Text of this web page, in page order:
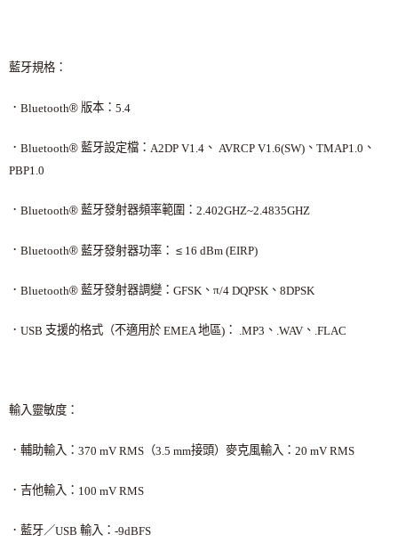
藍牙規格：
． Bluetooth® 版本： 5.4
． Bluetooth® 藍牙設定檔： A2DP V1.4 、 AVRCP V1.6(SW) 、 TMAP1.0 、
PBP1.0
． Bluetooth® 藍牙發射器頻率範圍： 2.402GHZ~2.4835GHZ
． Bluetooth® 藍牙發射器功率： ≤ 16 dBm (EIRP)
． Bluetooth® 藍牙發射器調變： GFSK 、π/4 DQPSK 、 8DPSK
． USB 支援的格式（不適用於 EMEA地區) ： .MP3 、 .WAV 、 .FLAC
輸入靈敏度：
．輔助輸入： 370 mV RMS （3.5 mm接頭）麥克風輸入： 20 mV RMS
．吉他輸入： 100 mV RMS
．藍牙／USB 輸入： -9dBFS